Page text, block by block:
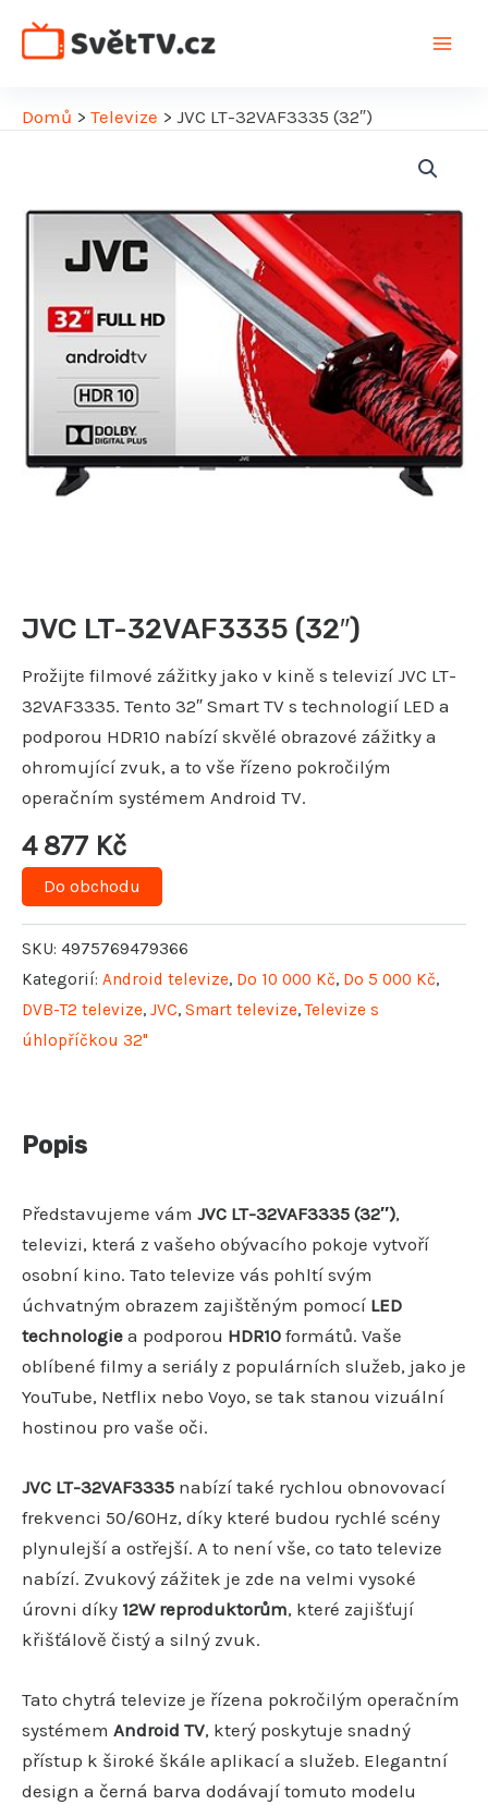
Domů > Televize > JVC LT-32VAF3335 (32″)
JVC LT-32VAF3335 (32″)
Prožijte filmové zážitky jako v kině s televizí JVC LT-
32VAF3335. Tento 32″ Smart TV s technologií LED a
podporou HDR10 nabízí skvělé obrazové zážitky a
ohromující zvuk, a to vše řízeno pokročilým
operačním systémem Android TV.
4 877 Kč
Do obchodu
SKU: 4975769479366
Kategorií: Android televize, Do 10 000 Kč, Do 5 000 Kč,
DVB-T2 televize, JVC, Smart televize,Televize s
úhlopříčkou 32"
Popis
Představujeme vám JVC LT-32VAF3335 (32″),
televizi, která z vašeho obývacího pokoje vytvoří
osobní kino. Tato televize vás pohltí svým
úchvatným obrazem zajištěným pomocí LED
technologie a podporou HDR10 formátů. Vaše
oblíbené filmy a seriály z populárních služeb, jako je
YouTube, Netflix nebo Voyo, se tak stanou vizuální
hostinou pro vaše oči.
JVC LT-32VAF3335 nabízí také rychlou obnovovací
frekvenci 50/60Hz, díky které budou rychlé scény
plynulejší a ostřejší. A to není vše, co tato televize
nabízí. Zvukový zážitek je zde na velmi vysoké
úrovni díky 12W reproduktorům, které zajišťují
křišťálově čistý a silný zvuk.
Tato chytrá televize je řízena pokročilým operačním
systémem Android TV, který poskytuje snadný
přístup k široké škále aplikací a služeb. Elegantní
design a černá barva dodávají tomuto modelu